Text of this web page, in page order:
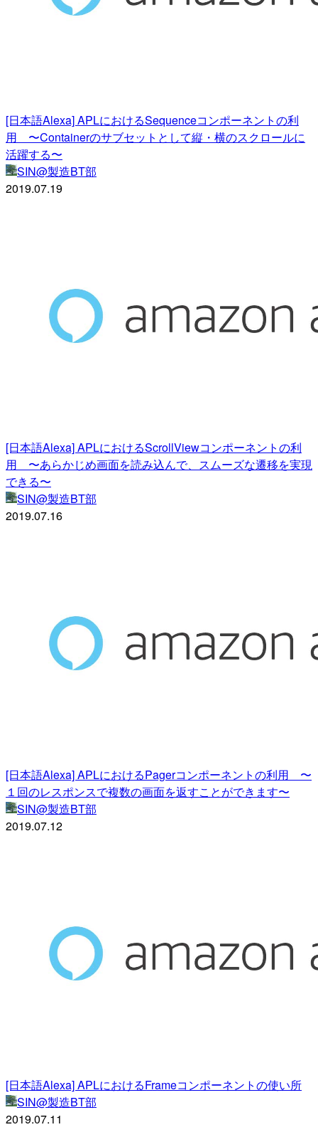
[日本語Alexa] APLにおけるSequenceコンポーネントの利
用 〜Containerのサブセットとして縦・横のスクロールに
活躍する〜
SIN@製造BT部
2019.07.19
[日本語Alexa] APLにおけるScrollViewコンポーネントの利
用 〜あらかじめ画面を読み込んで、スムーズな遷移を実現
できる〜
SIN@製造BT部
2019.07.16
[日本語Alexa] APLにおけるPagerコンポーネントの利用 〜
１回のレスポンスで複数の画面を返すことができます〜
SIN@製造BT部
2019.07.12
[日本語Alexa] APLにおけるFrameコンポーネントの使い所
SIN@製造BT部
2019.07.11